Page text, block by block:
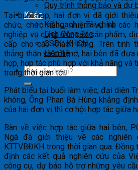
Quy trình thông báo và dự
Khác
Kế hoạch – Tài chính
Lịch Công Tác
CSDL KHCN
Liên hệ
Tại buổi họp, hai đơn vị đã giới
chức, chức năng, nhiệm vụ và các
nghiệp vụ cũng như các sản phẩm,
cấp cho các khách hàng. Trên tinh
thẳng thắn và cởi mở, hai bên đã
hợp, hợp tác phù hợp với khả năng và
trong thời gian tới.
Phát biểu tại buổi làm việc, đại diện
không, Ông Phan Bá Hùng khẳng
của hai đơn vị thì cơ hội hợp tác giữa
Bàn về việc hợp tác giữa hai bên,
Ngà đã giới thiệu về các nghiên
KTTVBĐKH trong thời gian qua. Đồng
định các kết quả nghiên cứu của
công cụ, dự báo hỗ trợ những yêu